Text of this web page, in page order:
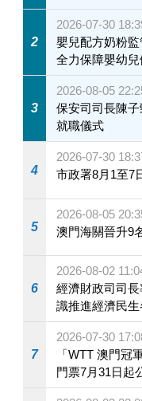
2
2026-07-30
嬰兒配方奶粉
全力保障嬰幼
3
2026-08-05
保安司司長陳
就職儀式
4
2026-07-30
市政署8月1至7
5
2026-08-05
澳門海關晉升9
6
2026-08-02
經濟財政司司
識推進經濟民
7
2026-07-30
「WTT 澳門冠
門票7月31日起